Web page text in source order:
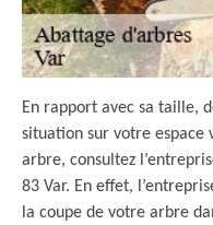
En rapport avec sa taille,
situation sur votre espace
arbre, consultez
83 Var. En effet,
la coupe de votre arbre